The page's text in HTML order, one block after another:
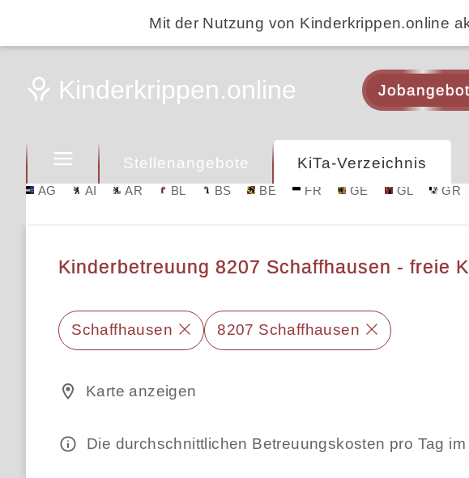
Mit der Nutzung von Kinderkrippen.online
Stellenangebote KiTa-Verzeichnis
AG AI AR BL BS BE FR GE GL GR
Kinderbetreuung 8207 Schaffhausen - freie
Schaffhausen 8207 Schaffhausen
Karte anzeigen
Die durchschnittlichen Betreuungskosten pro Tag